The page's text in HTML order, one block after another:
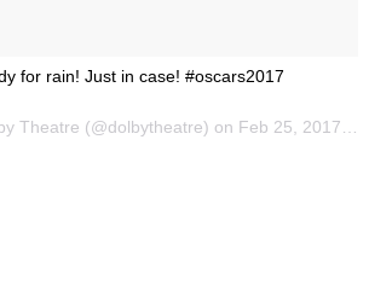
for rain! Just in case! #oscars2017
Theatre (@dolbytheatre) on Feb 25, 2017 at 11:40pm PST